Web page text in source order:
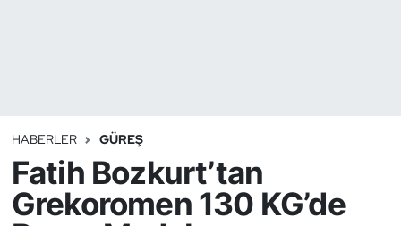
HABERLER GÜREŞ
Fatih Bozkurt’tan
Grekoromen 130 KG’de
Binicilik
Bisiklet